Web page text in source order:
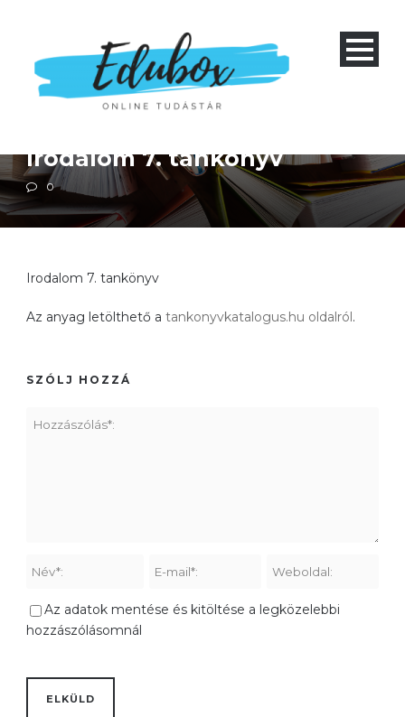
Alapiskola 5-9 és nyolcéves gimnázium 1-4
Irodalom 7. tankönyv
0
Irodalom 7. tankönyv
Az anyag letölthető a tankonyvkatalogus.hu oldalról.
SZÓLJ HOZZÁ
Az adatok mentése és kitöltése a legközelebbi
hozzászólásomnál